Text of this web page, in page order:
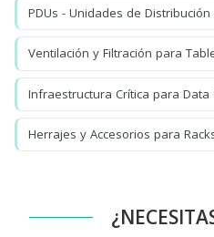
PDUs - Unidades de Distribución
Ventilación y Filtración para
Infraestructura Crítica para Data
Herrajes y Accesorios para